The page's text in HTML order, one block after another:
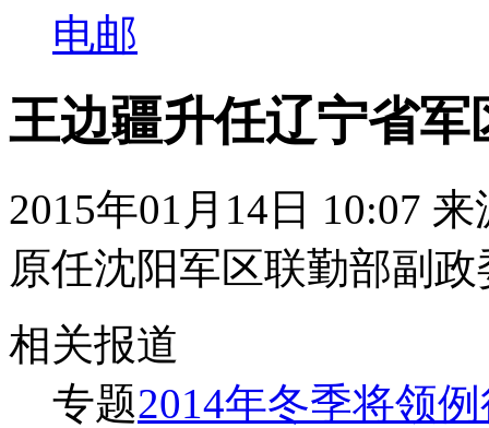
电邮
王边疆升任辽宁省
2015年01月14日 10:07
原任沈阳军区联勤部副
相关报道
专题2014年冬季将领